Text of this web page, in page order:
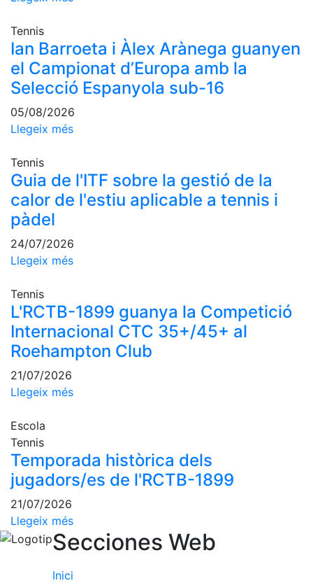
Social de
Tennis
Quadres
de Joc
d'Honor
Històric
Social
Fotos
Normativa
Pàdel
Pàdel
Campionat
Social Pàdel
Quadres
de joc
Quadre
Campionat
Social
Normativa
Altres esports
Tennis
Ian Barroeta i Àlex Arànega guanyen
el Campionat d’Europa amb la
Selecció Espanyola sub-16
05/08/2026
Llegeix més
Tennis
Guia de l'ITF sobre la gestió de la
calor de l'estiu aplicable a tennis i
pàdel
24/07/2026
Llegeix més
Tennis
L'RCTB-1899 guanya la Competició
Internacional CTC 35+/45+ al
Roehampton Club
21/07/2026
Llegeix més
Escola
Tennis
Temporada històrica dels
jugadors/es de l'RCTB-1899
21/07/2026
Llegeix més
Secciones Web
Inici